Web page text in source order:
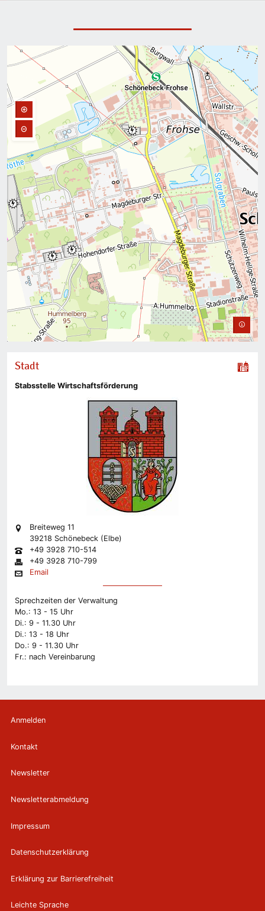
Stadt
Stabsstelle Wirtschaftsförderung
Breiteweg 11
39218 Schönebeck (Elbe)
+49 3928 710-514
+49 3928 710-799
Email
Sprechzeiten der Verwaltung
Mo.: 13 - 15 Uhr
Di.: 9 - 11.30 Uhr
Di.: 13 - 18 Uhr
Do.: 9 - 11.30 Uhr
Fr.: nach Vereinbarung
Anmelden
Kontakt
Newsletter
Newsletterabmeldung
Impressum
Datenschutzerklärung
Erklärung zur Barrierefreiheit
Leichte Sprache